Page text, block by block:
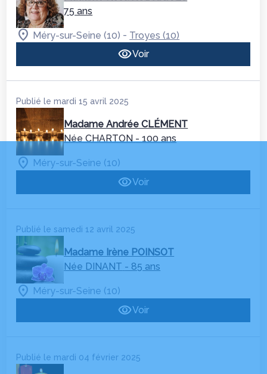
75 ans
Méry-sur-Seine (10) - Troyes (10)
Voir
Publié le mardi 15 avril 2025
Madame Andrée CLÉMENT
Née CHARTON - 100 ans
Méry-sur-Seine (10)
Voir
Publié le samedi 12 avril 2025
Madame Irène POINSOT
Née DINANT - 85 ans
Méry-sur-Seine (10)
Voir
Publié le mardi 04 février 2025